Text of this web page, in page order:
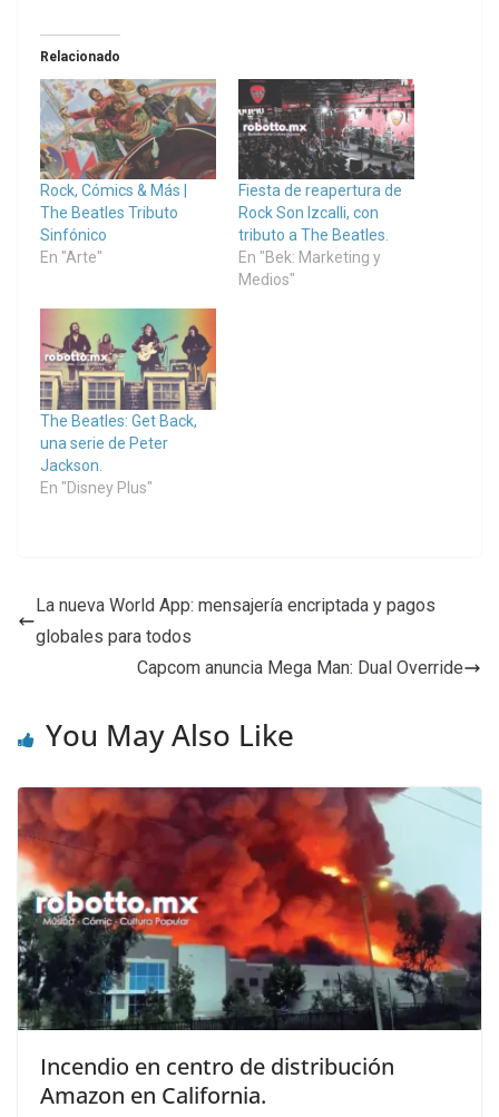
Relacionado
Rock, Cómics & Más |
The Beatles Tributo
Sinfónico
En "Arte"
Fiesta de reapertura de
Rock Son Izcalli, con
tributo a The Beatles.
En "Bek: Marketing y
Medios"
The Beatles: Get Back,
una serie de Peter
Jackson.
En "Disney Plus"
La nueva World App: mensajería encriptada y pagos
globales para todos
Capcom anuncia Mega Man: Dual Override
You May Also Like
Incendio en centro de distribución
Amazon en California.